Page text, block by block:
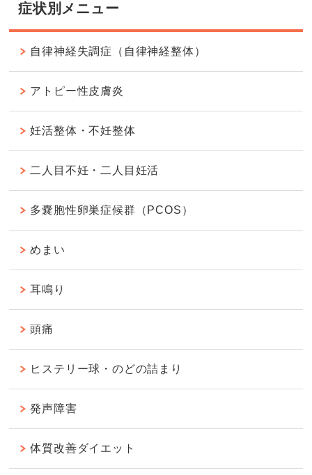
症状別メニュー
自律神経失調症（自律神経整体）
アトピー性皮膚炎
妊活整体・不妊整体
二人目不妊・二人目妊活
多嚢胞性卵巣症候群（PCOS）
めまい
耳鳴り
頭痛
ヒステリー球・のどの詰まり
発声障害
体質改善ダイエット